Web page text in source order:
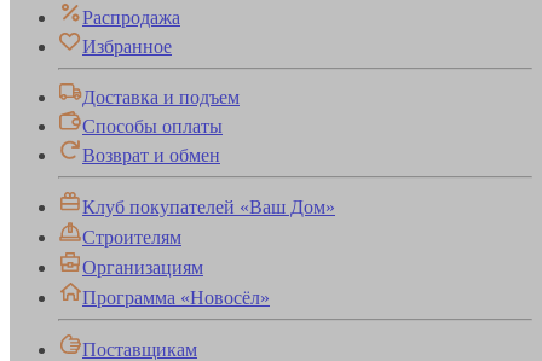
Распродажа
Избранное
Доставка и подъем
Способы оплаты
Возврат и обмен
Клуб покупателей «Ваш Дом»
Строителям
Организациям
Программа «Новосёл»
Поставщикам